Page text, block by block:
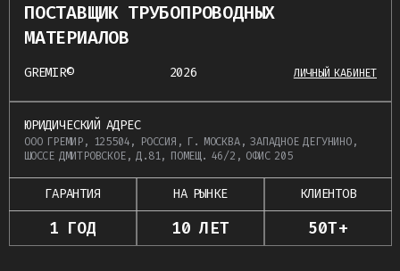
ПОСТАВЩИК ТРУБОПРОВОДНЫХ
МАТЕРИАЛОВ
GREMIR© 2026 ЛИЧНЫЙ КАБИНЕТ
ЮРИДИЧЕСКИЙ АДРЕС
ООО ГРЕМИР, 125504, РОССИЯ, Г. МОСКВА, ЗАПАДНОЕ ДЕГУНИНО,
ШОССЕ ДМИТРОВСКОЕ, Д.81, ПОМЕЩ. 46/2, ОФИС 205
ГАРАНТИЯ
1 ГОД
НА РЫНКЕ
10 ЛЕТ
КЛИЕНТОВ
50Т+